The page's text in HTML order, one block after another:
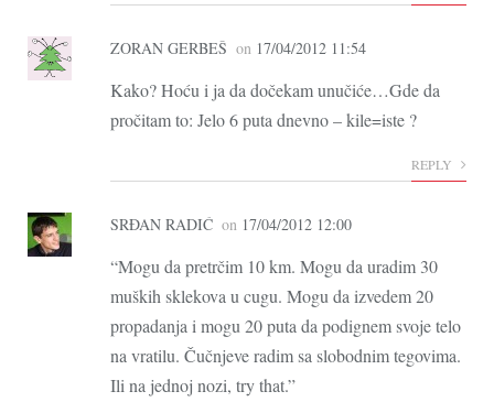
ZORAN GERBEŠ on 17/04/2012 11:54
Kako? Hoću i ja da dočekam unučiće…Gde da
pročitam to: Jelo 6 puta dnevno – kile=iste ?
REPLY
SRĐAN RADIĆ on 17/04/2012 12:00
“Mogu da pretrčim 10 km. Mogu da uradim 30
muških sklekova u cugu. Mogu da izvedem 20
propadanja i mogu 20 puta da podignem svoje telo
na vratilu. Čučnjeve radim sa slobodnim tegovima.
Ili na jednoj nozi, try that.”